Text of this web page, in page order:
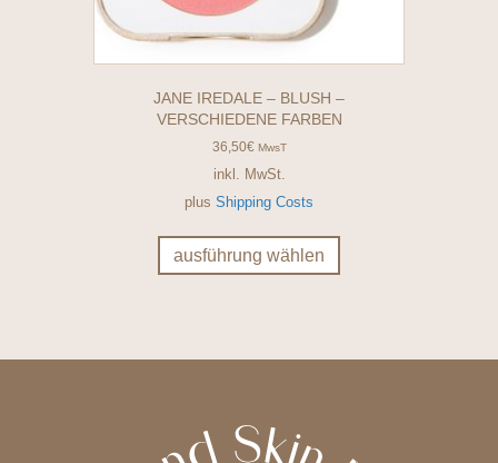
JANE IREDALE – BLUSH –
VERSCHIEDENE FARBEN
36,50€ MwsT
inkl. MwSt.
plus Shipping Costs
ausführung wählen
weist
Die